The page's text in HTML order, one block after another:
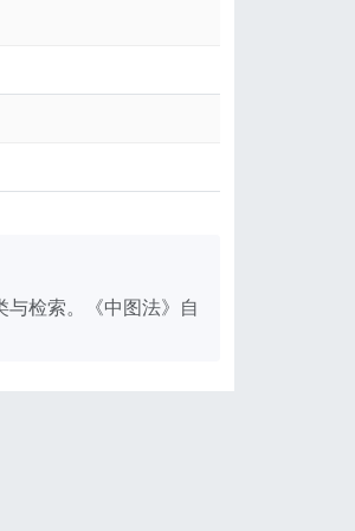
检索。《中图法》自